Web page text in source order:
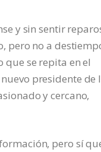
y sin sentir
pero no a
que se repita en el
presidente de
y cercano,
pero sí